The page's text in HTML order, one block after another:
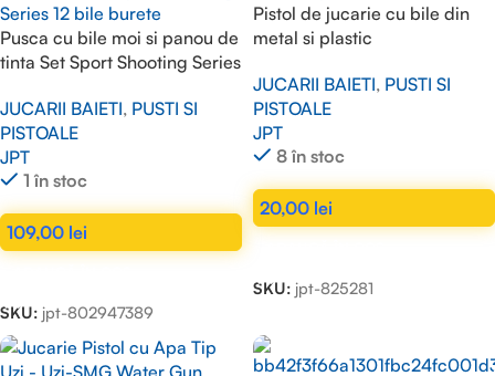
Pusca cu bile moi si panou de
tinta Set Sport Shooting Series
JUCARII BAIETI, PUSTI SI
PISTOALE
JPT
1 în stoc
109,00 lei
SKU: jpt-802947389
Pistol de jucarie cu bile din
metal si plastic
JUCARII BAIETI, PUSTI SI
PISTOALE
JPT
8 în stoc
20,00 lei
SKU: jpt-825281